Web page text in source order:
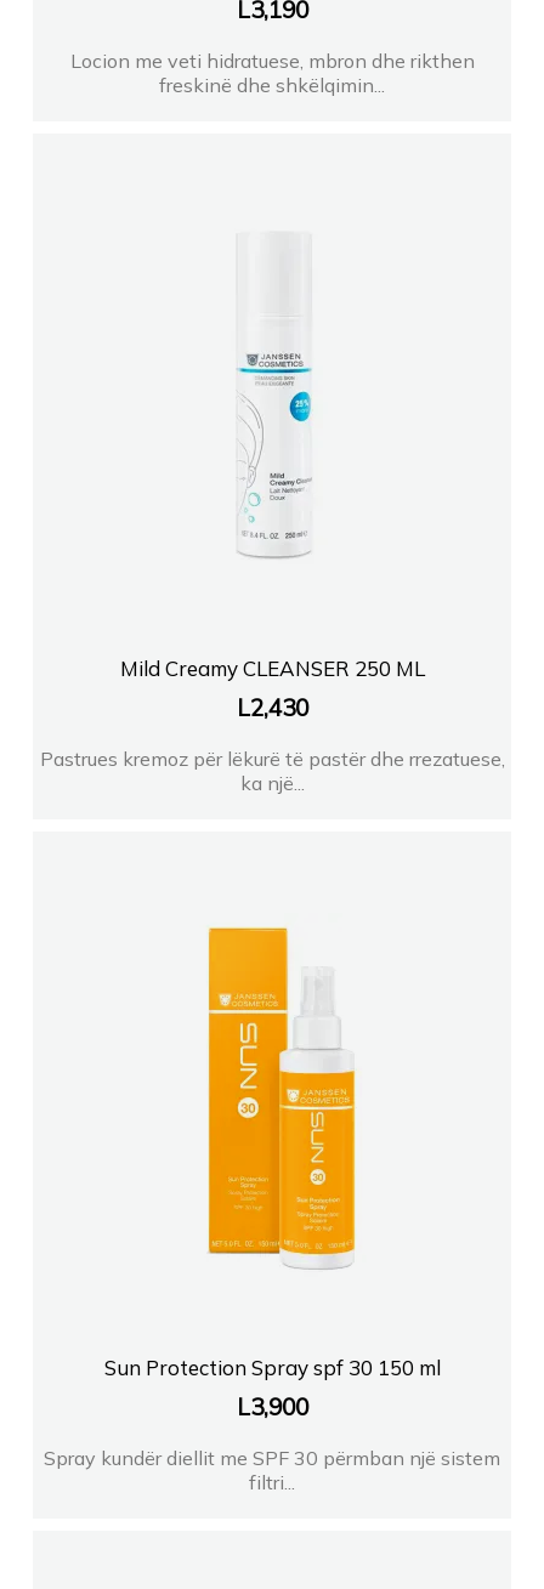
L3,190
Locion me veti hidratuese, mbron dhe rikthen
freskinë dhe shkëlqimin...
Mild Creamy CLEANSER 250 ML
L2,430
Pastrues kremoz për lëkurë të pastër dhe rrezatuese,
ka një...
Sun Protection Spray spf 30 150 ml
L3,900
Spray kundër diellit me SPF 30 përmban një sistem
filtri...